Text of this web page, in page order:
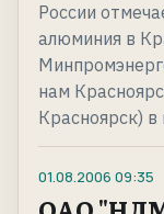
России
алюминия в
нам
Красноярск) в
01.08.2006 09:35